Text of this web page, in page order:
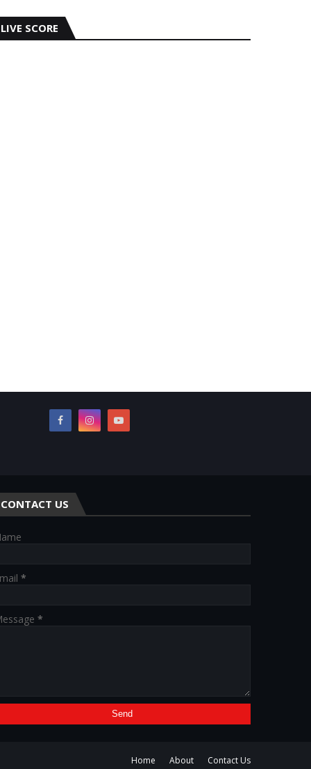
LIVE SCORE
CONTACT US
*
*
Home About Contact Us